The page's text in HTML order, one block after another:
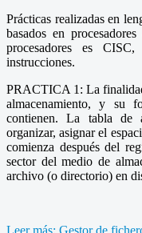
Prácticas realizadas en
basados en
procesadores es
instrucciones.
PRACTICA 1: La
almacenamiento, y su
contienen. La tabla de
organizar, asignar el
comienza después del
sector del medio de
archivo (o directorio) en